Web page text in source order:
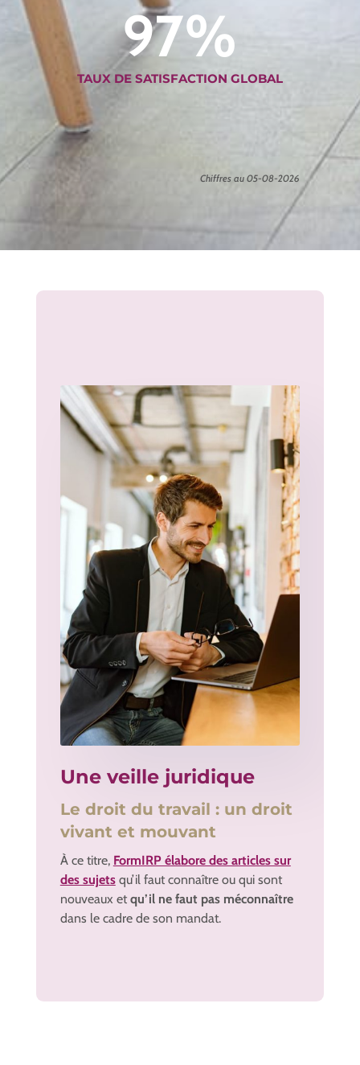
97%
TAUX DE SATISFACTION GLOBAL
Chiffres au 05-08-2026
Une veille juridique
Le droit du travail : un droit
vivant et mouvant
À ce titre, FormIRP élabore des articles sur
des sujetsqu’il faut connaître ou qui sont
nouveaux et qu’il ne faut pas méconnaître
dans le cadre de son mandat.